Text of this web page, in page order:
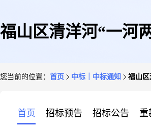
福山区清洋河“一河
您当前的位置： 首页 中标｜中标通知 福山
首页 招标预告 招标公告 重